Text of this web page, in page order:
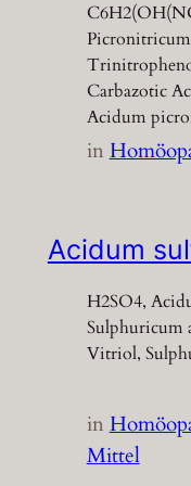
Carbazotic
Acidum
in
Acidum
H2SO4,
Sulphuricum
Vitriol,
in
Mittel